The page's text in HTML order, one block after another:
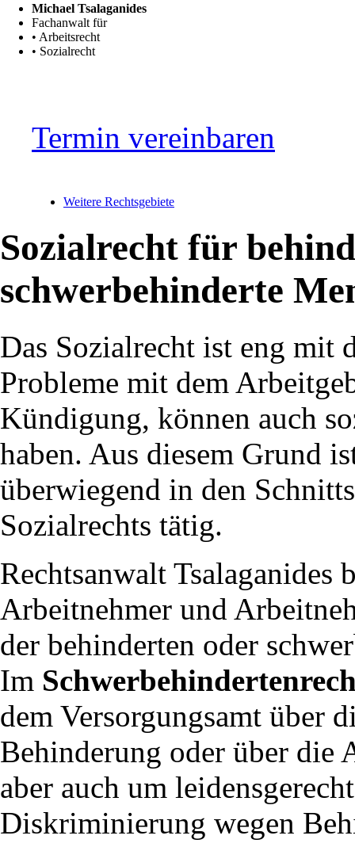
Michael Tsalaganides
Fachanwalt für
• Arbeitsrecht
• Sozialrecht
Termin vereinbaren
Weitere Rechtsgebiete
Sozialrecht für
schwerbehinderte
Das Sozialrecht ist eng mit
Probleme mit dem
Kündigung, können auch
haben. Aus diesem Grund
überwiegend in den
Sozialrechts tätig.
Rechtsanwalt
Arbeitnehmer und
der behinderten oder
Im
dem Versorgungsamt über
Behinderung oder über die
aber auch um
Diskriminierung wegen